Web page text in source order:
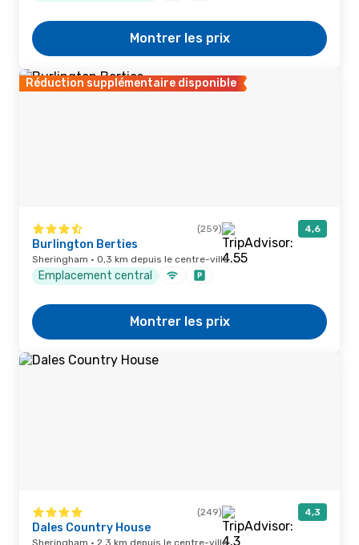
Montrer les prix
Réduction supplémentaire disponible
(259) 4,6
Burlington Berties
Sheringham · 0,3 km depuis le centre-ville
Emplacement central
Montrer les prix
(249) 4,3
Dales Country House
Sheringham · 2,3 km depuis le centre-ville